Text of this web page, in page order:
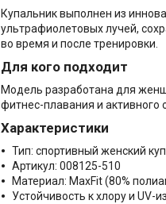
Купальник выполнен из
ультрафиолетовых лучей,
во время и после тренировки.
Для кого подходит
Модель разработана для
фитнес-плавания и активного
Характеристики
Тип: спортивный женский
Артикул: 008125-510
Материал: MaxFit (80%
Устойчивость к хлору и UV-